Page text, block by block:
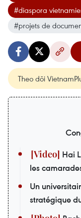
#diaspora
#projets de
Theo dõi
Hai
les
Un
stratégique